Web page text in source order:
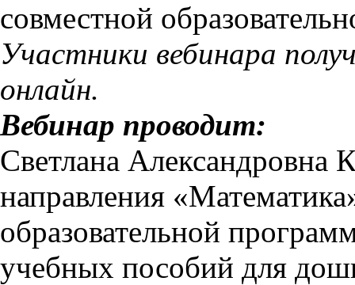
совместной
Участники вебинара
онлайн.
Вебинар проводит:
Светлана Александровна
направления
образовательной
учебных пособий для